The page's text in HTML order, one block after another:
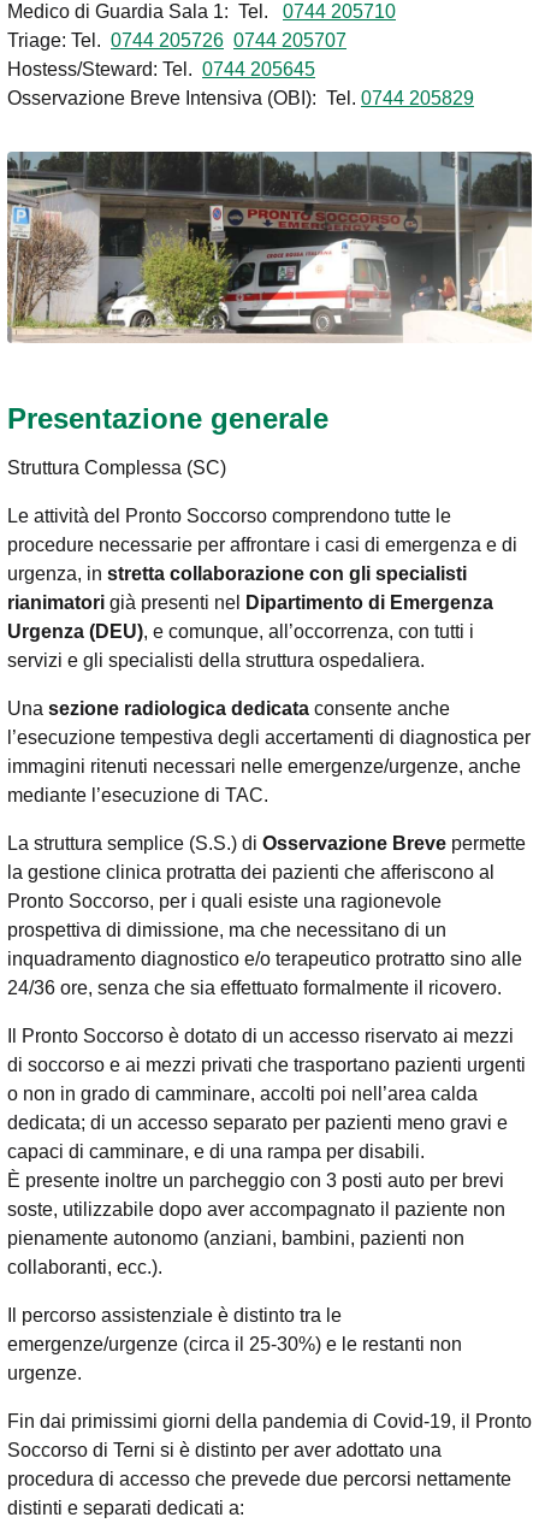
Medico di Guardia Sala 1: Tel. 0744 205710
Triage: Tel. 0744 205726 0744 205707
Hostess/Steward: Tel. 0744 205645
Osservazione Breve Intensiva (OBI): Tel. 0744 205829
Presentazione generale
Struttura Complessa (SC)
Le attività del Pronto Soccorso comprendono tutte le
procedure necessarie per affrontare i casi di emergenza e di
urgenza, in stretta collaborazione con gli specialisti
rianimatori già presenti nel
Dipartimento di Emergenza
Urgenza (DEU), e comunque, all’occorrenza, con tutti i
servizi e gli specialisti della struttura ospedaliera.
Una sezione radiologica dedicata consente anche
l’esecuzione tempestiva degli accertamenti di diagnostica per
immagini ritenuti necessari nelle emergenze/urgenze, anche
mediante l’esecuzione di TAC.
La struttura semplice (S.S.) di Osservazione Breve permette
la gestione clinica protratta dei pazienti che afferiscono al
Pronto Soccorso, per i quali esiste una ragionevole
prospettiva di dimissione, ma che necessitano di un
inquadramento diagnostico e/o terapeutico protratto sino alle
24/36 ore, senza che sia effettuato formalmente il ricovero.
Il Pronto Soccorso è dotato di un accesso riservato ai mezzi
di soccorso e ai mezzi privati che trasportano pazienti urgenti
o non in grado di camminare, accolti poi nell’area calda
dedicata; di un accesso separato per pazienti meno gravi e
capaci di camminare, e di una rampa per disabili.
È presente inoltre un parcheggio con 3 posti auto per brevi
soste, utilizzabile dopo aver accompagnato il paziente non
pienamente autonomo (anziani, bambini, pazienti non
collaboranti, ecc.).
Il percorso assistenziale è distinto tra le
emergenze/urgenze (circa il 25-30%) e le restanti non
urgenze.
Fin dai primissimi giorni della pandemia di Covid-19, il Pronto
Soccorso di Terni si è distinto per aver adottato una
procedura di accesso che prevede due percorsi nettamente
distinti e separati dedicati a: